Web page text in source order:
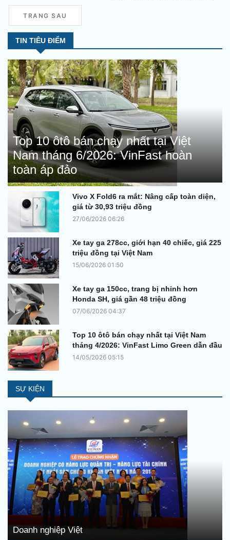
TRANG SAU
TIN TIÊU ĐIỂM
Top 10 ôtô bán chạy nhất tại Việt
Nam tháng 6/2026: VinFast hoàn
toàn áp đảo
Vivo X Fold6 ra mắt: Nâng cấp toàn diện,
giá từ 30,93 triệu đồng
27/06/2026 06:26
Xe tay ga 278cc, giới hạn 40 chiếc, giá 225
triệu đồng tại Việt Nam
15/06/2026 01:50
Xe tay ga 150cc, trang bị nhỉnh hơn
Honda SH, giá gần 48 triệu đồng
07/06/2026 04:37
Top 10 ôtô bán chạy nhất tại Việt Nam
tháng 4/2026: VinFast Limo Green dẫn đầu
14/05/2026 05:15
SỰ KIỆN
Doanh nghiệp Việt